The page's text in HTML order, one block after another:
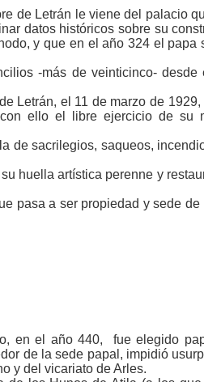
de Letrán le viene del palacio
datos históricos sobre su
y que en el año 324 el papa
-más de veinticinco-
Letrán, el 11 de marzo de
ello el libre ejercicio de su
de sacrilegios, saqueos,
huella artística perenne y
pasa a ser propiedad y sede
en el año 440, fue elegido
de la sede papal, impidió
y del vicariato de Arles.